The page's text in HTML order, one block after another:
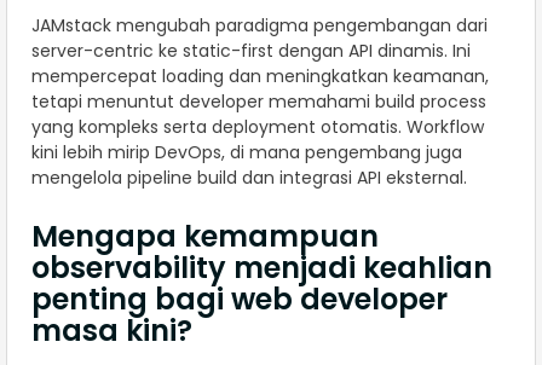
JAMstack mengubah paradigma pengembangan dari
server-centric ke static-first dengan API dinamis. Ini
mempercepat loading dan meningkatkan keamanan,
tetapi menuntut developer memahami build process
yang kompleks serta deployment otomatis. Workflow
kini lebih mirip DevOps, di mana pengembang juga
mengelola pipeline build dan integrasi API eksternal.
Mengapa kemampuan
observability menjadi keahlian
penting bagi web developer
masa kini?